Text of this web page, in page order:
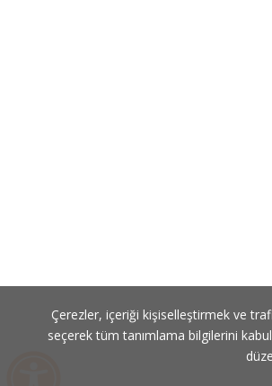
Çerezler, içeriği kişiselleştirmek ve
seçerek tüm tanımlama bilgilerini